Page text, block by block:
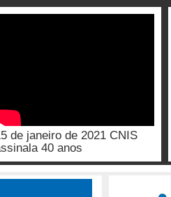
de janeiro de 2021 CNIS
40 anos